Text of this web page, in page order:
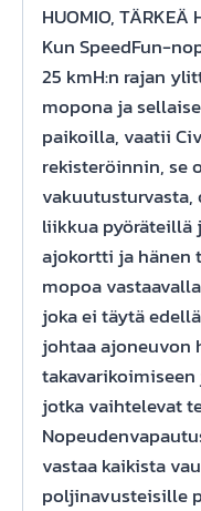
HUOMIO, TÄRKEÄ
Kun SpeedFun-
25 kmH:n rajan
mopona ja
paikoilla, vaatii
rekisteröinnin, se
liikkua pyöräteillä
ajokortti ja hänen
mopoa
joka ei täytä
johtaa ajoneuvon
jotka vaihtelevat
vastaa kaikista
poljinavusteisille